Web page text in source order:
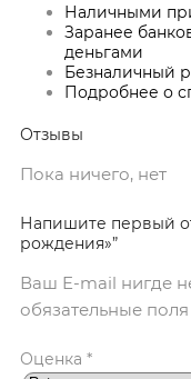
Наличными
Заранее
деньгами
Безналичный
Подробнее о
Отзывы
Пока ничего, нет
Напишите первый
рождения»”
Ваш E-mail нигде
обязательные
Оценка *